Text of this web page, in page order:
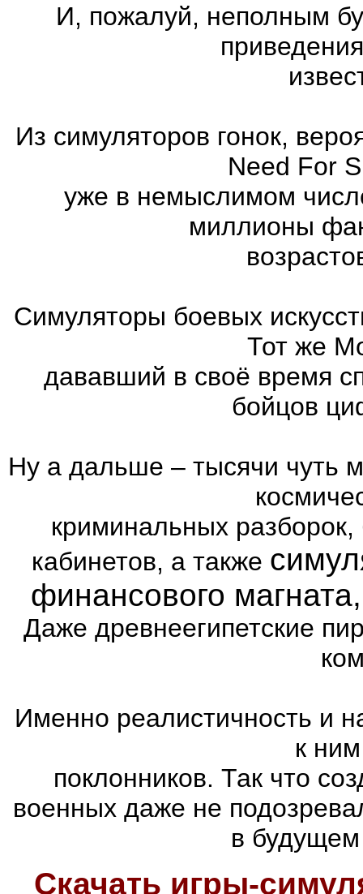
И, пожалуй, неполным
Из симуляторов гонок,
Need For
уже в немыслимом
миллионы
Симуляторы боевых
Тот же
дававший в своё время
бойцов
Ну а дальше – тысячи чуть
криминальных
кабинетов, а также
финансового
Даже древнеегипетские
Именно реалистичность и
к
поклонников. Так что
военных даже не
в будущем
Скачать игры-